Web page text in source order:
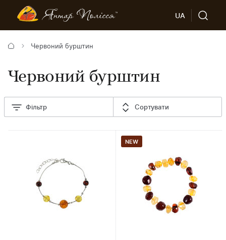
UA
Червоний бурштин
Червоний бурштин
Фільтр Сортувати
NEW